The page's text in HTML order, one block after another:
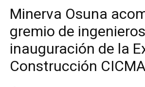
Minerva Osuna
gremio de
inauguración de la
Construcción